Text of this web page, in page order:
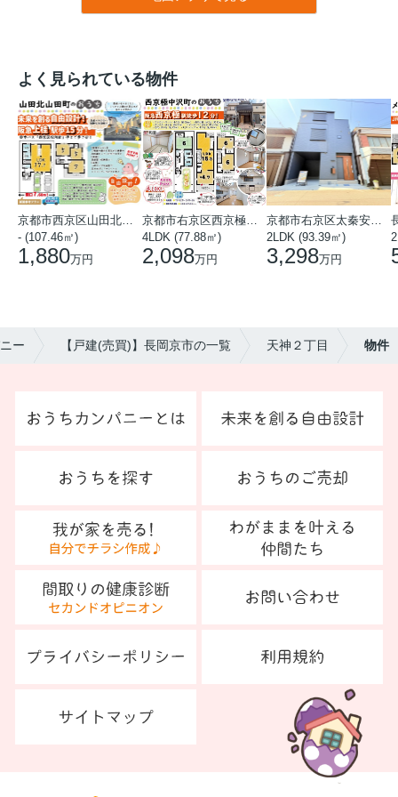
よく見られている物件
- (107.46㎡)
1,880万円
4LDK (77.88㎡)
2,098万円
2LDK (93.39㎡)
3,298万円
ー 【戸建(売買)】長岡京市の一覧 天神２丁目 物件